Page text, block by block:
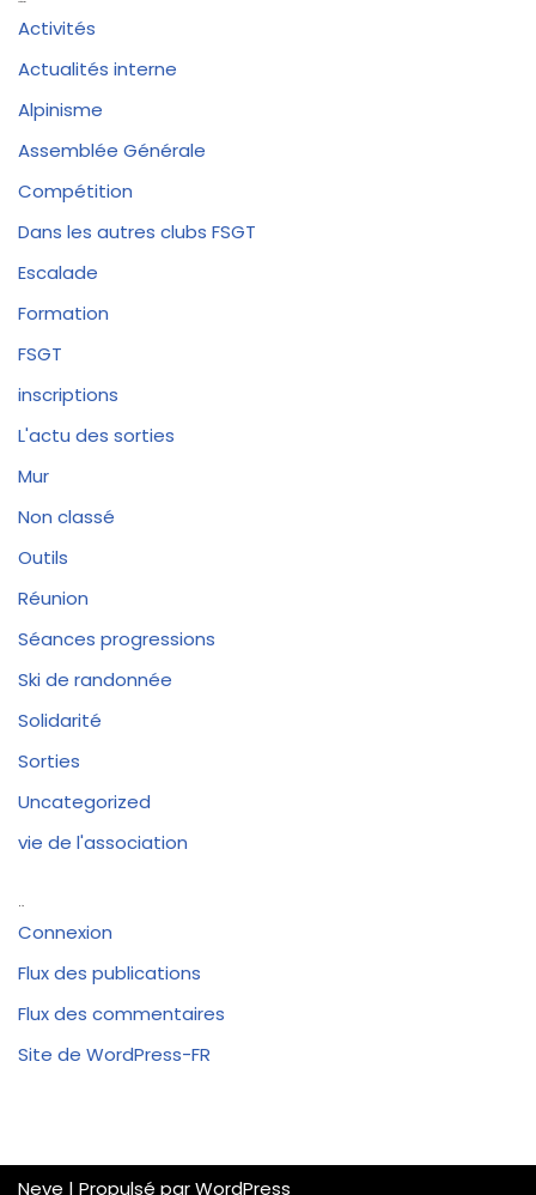
Activités
Actualités interne
Alpinisme
Assemblée Générale
Compétition
Dans les autres clubs FSGT
Escalade
Formation
FSGT
inscriptions
L'actu des sorties
Mur
Non classé
Outils
Réunion
Séances progressions
Ski de randonnée
Solidarité
Sorties
Uncategorized
vie de l'association
Connexion
Flux des publications
Flux des commentaires
Site de WordPress-FR
Neve | Propulsé parWordPress